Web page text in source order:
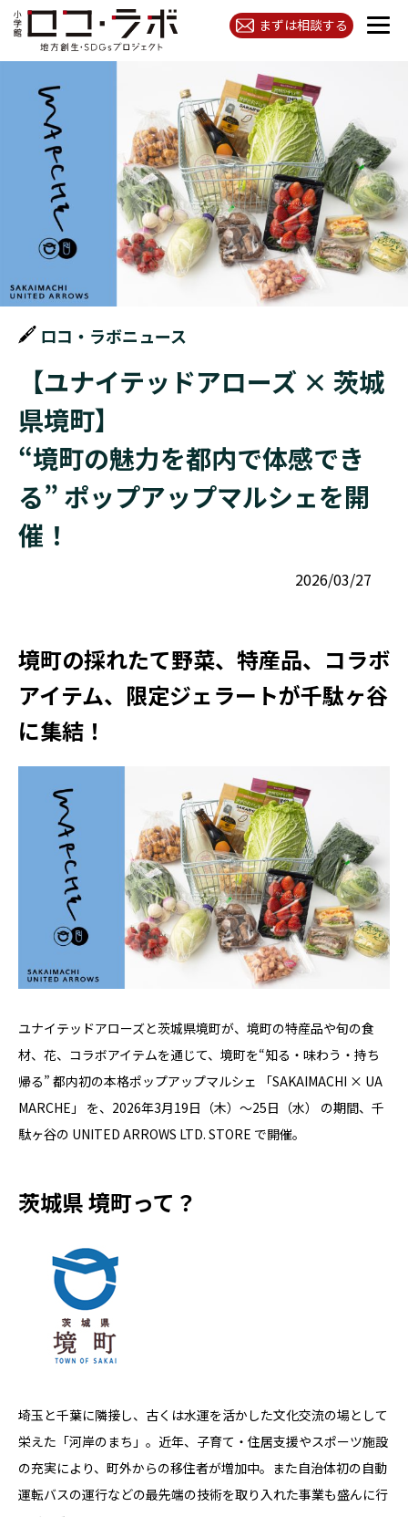
まずは相談する
ロコ・ラボニュース
【ユナイテッドアローズ × 茨城
県境町】
“境町の魅力を都内で体感でき
る” ポップアップマルシェを開
催！
2026/03/27
境町の採れたて野菜、特産品、コラボ
アイテム、限定ジェラートが千駄ヶ谷
に集結！
ユナイテッドアローズと茨城県境町が、境町の特産品や旬の食
材、花、コラボアイテムを通じて、境町を“知る・味わう・持ち
帰る” 都内初の本格ポップアップマルシェ 「SAKAIMACHI × UA
MARCHE」 を、2026年3月19日（木）〜25日（水） の期間、千
駄ヶ谷の UNITED ARROWS LTD. STORE で開催。
茨城県 境町って？
埼玉と千葉に隣接し、古くは水運を活かした文化交流の場として
栄えた「河岸のまち」。近年、子育て・住居支援やスポーツ施設
の充実により、町外からの移住者が増加中。また自治体初の自動
運転バスの運行などの最先端の技術を取り入れた事業も盛んに行